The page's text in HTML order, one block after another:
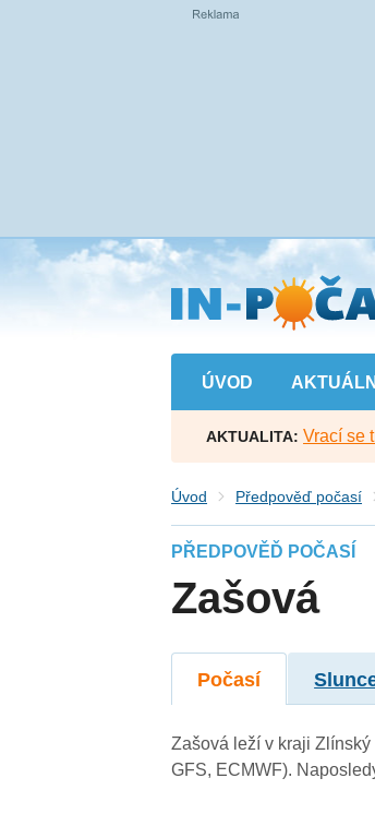
Přejít
na
hlavní
obsah
ÚVOD
AKTUALITA: Vrací se
Úvod Předpověď počasí
PŘEDPOVĚĎ POČASÍ
Zašová
Počasí
Zašová leží v kraji
GFS, ECMWF).